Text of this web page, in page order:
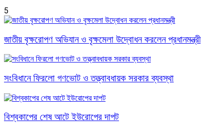
5
জাতীয় বৃক্ষরোপণ অভিযান ও বৃক্ষমেলা উদ্বোধন করলেন প্রধানমন্ত্রী
সংবিধানে ফিরলো গণভোট ও তত্ত্বাবধায়ক সরকার ব্যবস্থা
বিশ্বকাপের শেষ আটে ইউরোপের দাপট